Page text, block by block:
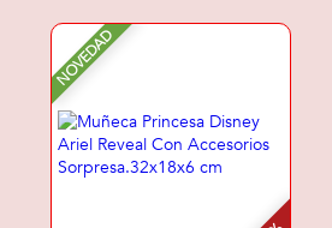
NOVEDAD